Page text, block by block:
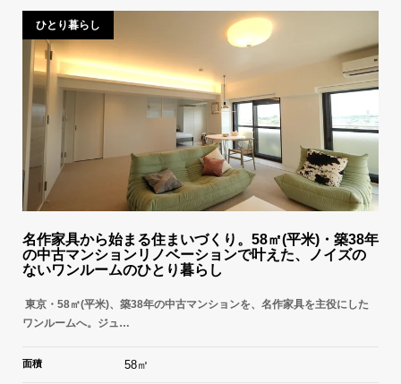
ひとり暮らし
名作家具から始まる住まいづくり。58㎡(平米)・築38年
の中古マンションリノベーションで叶えた、ノイズの
ないワンルームのひとり暮らし
東京・58㎡(平米)、築38年の中古マンションを、名作家具を主役にした
ワンルームへ。ジュ…
面積 58㎡